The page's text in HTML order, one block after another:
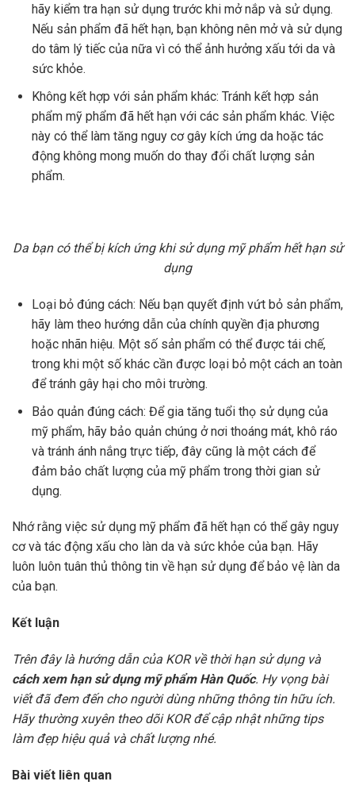
hãy kiểm tra hạn sử dụng trước khi mở nắp và sử dụng.
Nếu sản phẩm đã hết hạn, bạn không nên mở và sử dụng
do tâm lý tiếc của nữa vì có thể ảnh hưởng xấu tới da và
sức khỏe.
Không kết hợp với sản phẩm khác: Tránh kết hợp sản
phẩm mỹ phẩm đã hết hạn với các sản phẩm khác. Việc
này có thể làm tăng nguy cơ gây kích ứng da hoặc tác
động không mong muốn do thay đổi chất lượng sản
phẩm.
Da bạn có thể bị kích ứng khi sử dụng mỹ phẩm hết hạn sử
dụng
Loại bỏ đúng cách: Nếu bạn quyết định vứt bỏ sản phẩm,
hãy làm theo hướng dẫn của chính quyền địa phương
hoặc nhãn hiệu. Một số sản phẩm có thể được tái chế,
trong khi một số khác cần được loại bỏ một cách an toàn
để tránh gây hại cho môi trường.
Bảo quản đúng cách: Để gia tăng tuổi thọ sử dụng của
mỹ phẩm, hãy bảo quản chúng ở nơi thoáng mát, khô ráo
và tránh ánh nắng trực tiếp, đây cũng là một cách để
đảm bảo chất lượng của mỹ phẩm trong thời gian sử
dụng.
Nhớ rằng việc sử dụng mỹ phẩm đã hết hạn có thể gây nguy
cơ và tác động xấu cho làn da và sức khỏe của bạn. Hãy
luôn luôn tuân thủ thông tin về hạn sử dụng để bảo vệ làn da
của bạn.
Kết luận
Trên đây là hướng dẫn của KOR về thời hạn sử dụng và
cách xem hạn sử dụng mỹ phẩm Hàn Quốc. Hy vọng bài
viết đã đem đến cho người dùng những thông tin hữu ích.
Hãy thường xuyên theo dõi KOR để cập nhật những tips
làm đẹp hiệu quả và chất lượng nhé.
Bài viết liên quan